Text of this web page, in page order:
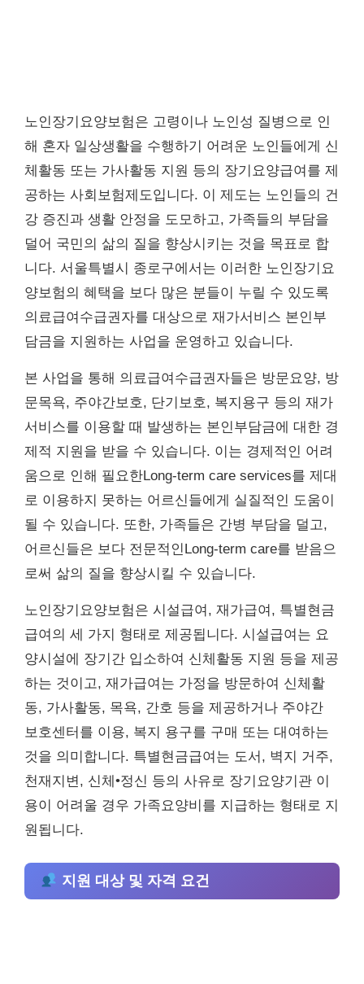
노인장기요양보험은 고령이나 노인성 질병으로 인
해 혼자 일상생활을 수행하기 어려운 노인들에게 신
체활동 또는 가사활동 지원 등의 장기요양급여를 제
공하는 사회보험제도입니다. 이 제도는 노인들의 건
강 증진과 생활 안정을 도모하고, 가족들의 부담을
덜어 국민의 삶의 질을 향상시키는 것을 목표로 합
니다. 서울특별시 종로구에서는 이러한 노인장기요
양보험의 혜택을 보다 많은 분들이 누릴 수 있도록
의료급여수급권자를 대상으로 재가서비스 본인부
담금을 지원하는 사업을 운영하고 있습니다.
본 사업을 통해 의료급여수급권자들은 방문요양, 방
문목욕, 주야간보호, 단기보호, 복지용구 등의 재가
서비스를 이용할 때 발생하는 본인부담금에 대한 경
제적 지원을 받을 수 있습니다. 이는 경제적인 어려
움으로 인해 필요한Long-term care services를 제대
로 이용하지 못하는 어르신들에게 실질적인 도움이
될 수 있습니다. 또한, 가족들은 간병 부담을 덜고,
어르신들은 보다 전문적인Long-term care를 받음으
로써 삶의 질을 향상시킬 수 있습니다.
노인장기요양보험은 시설급여, 재가급여, 특별현금
급여의 세 가지 형태로 제공됩니다. 시설급여는 요
양시설에 장기간 입소하여 신체활동 지원 등을 제공
하는 것이고, 재가급여는 가정을 방문하여 신체활
동, 가사활동, 목욕, 간호 등을 제공하거나 주야간
보호센터를 이용, 복지 용구를 구매 또는 대여하는
것을 의미합니다. 특별현금급여는 도서, 벽지 거주,
천재지변, 신체•정신 등의 사유로 장기요양기관 이
용이 어려울 경우 가족요양비를 지급하는 형태로 지
원됩니다.
지원 대상 및 자격 요건